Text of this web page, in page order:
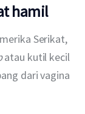
hamil
Serikat,
atau kutil kecil
dari vagina